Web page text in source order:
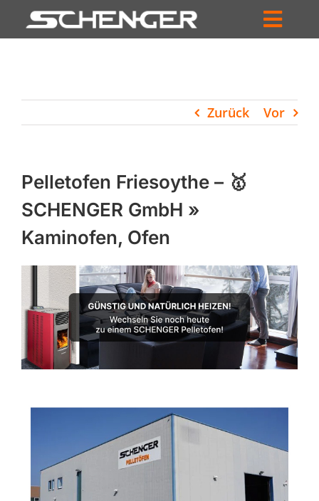
Inhalt
HÄNDLERSUCHE
UNTERNEHMEN
PROFIL
WARENKORB
PRODUCTS
SEARCH
Zurück Vor
Pelletofen Friesoythe – 🥇
SCHENGER GmbH »
Kaminofen, Ofen